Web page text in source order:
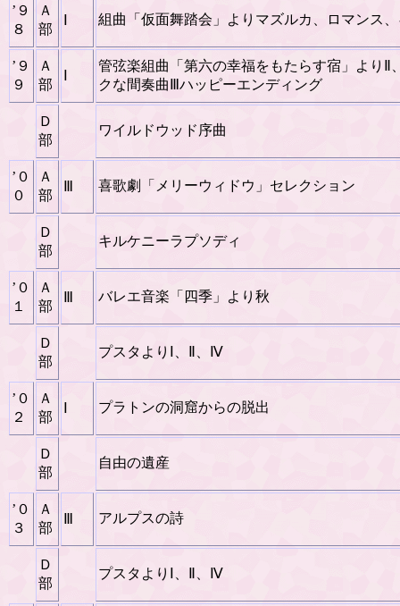
’９
８
Ａ
部
組曲「仮面舞踏会」よりマズルカ、ロマンス
’９
９
Ａ
部
管弦楽組曲「第六の幸福をもたらす宿」よりⅡ
クな間奏曲Ⅲハッピーエンディング
Ｄ
部
ワイルドウッド序曲
’０
０
Ａ
部
喜歌劇「メリーウィドウ」セレクション
Ｄ
部
キルケニーラプソディ
’０
１
Ａ
部
バレエ音楽「四季」より秋
Ｄ
部
プスタよりⅠ、Ⅱ、Ⅳ
’０
２
Ａ
部
プラトンの洞窟からの脱出
Ｄ
部
自由の遺産
’０
３
Ａ
部
アルプスの詩
Ｄ
部
プスタよりⅠ、Ⅱ、Ⅳ